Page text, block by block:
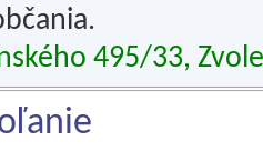
495/33,